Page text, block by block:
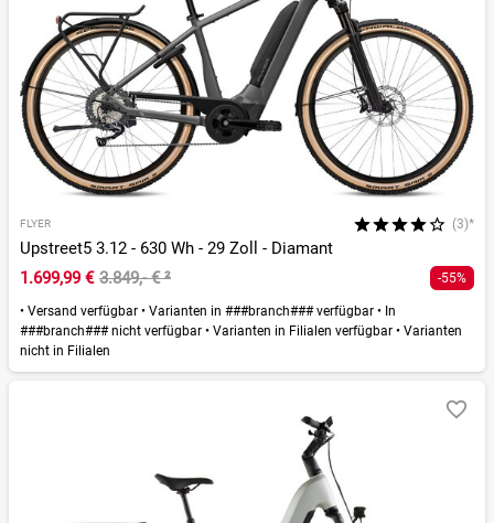
FLYER (3)*
Upstreet5 3.12 - 630 Wh - 29 Zoll - Diamant
1.699,99 € 3.849,- €² -55%
• Versand verfügbar • Varianten in ###branch### verfügbar • In
###branch### nicht verfügbar • Varianten in Filialen verfügbar • Varianten
nicht in Filialen